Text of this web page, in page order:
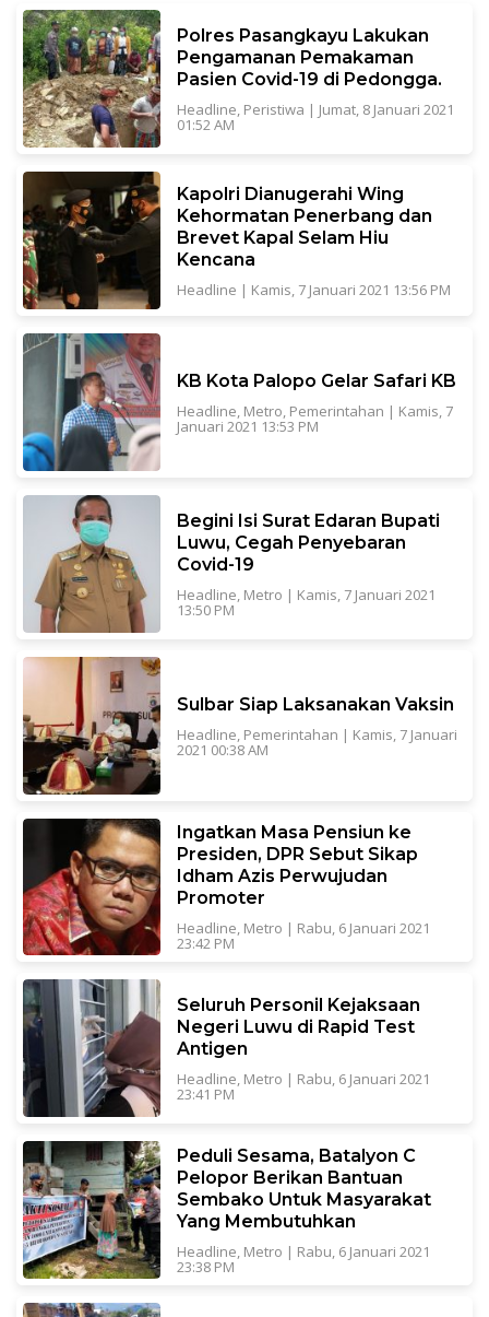
Polres Pasangkayu Lakukan
Pengamanan Pemakaman
Pasien Covid-19 di Pedongga.
Headline, Peristiwa | Jumat, 8 Januari 2021
01:52 AM
Kapolri Dianugerahi Wing
Kehormatan Penerbang dan
Brevet Kapal Selam Hiu
Kencana
Headline | Kamis, 7 Januari 2021 13:56 PM
KB Kota Palopo Gelar Safari KB
Headline, Metro, Pemerintahan | Kamis, 7
Januari 2021 13:53 PM
Begini Isi Surat Edaran Bupati
Luwu, Cegah Penyebaran
Covid-19
Headline, Metro | Kamis, 7 Januari 2021
13:50 PM
Sulbar Siap Laksanakan Vaksin
Headline, Pemerintahan | Kamis, 7 Januari
2021 00:38 AM
Ingatkan Masa Pensiun ke
Presiden, DPR Sebut Sikap
Idham Azis Perwujudan
Promoter
Headline, Metro | Rabu, 6 Januari 2021
23:42 PM
Seluruh Personil Kejaksaan
Negeri Luwu di Rapid Test
Antigen
Headline, Metro | Rabu, 6 Januari 2021
23:41 PM
Peduli Sesama, Batalyon C
Pelopor Berikan Bantuan
Sembako Untuk Masyarakat
Yang Membutuhkan
Headline, Metro | Rabu, 6 Januari 2021
23:38 PM